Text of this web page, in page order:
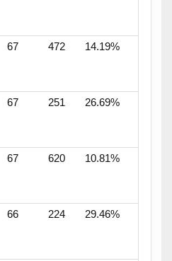
67 472 14.19%
67 251 26.69%
67 620 10.81%
66 224 29.46%